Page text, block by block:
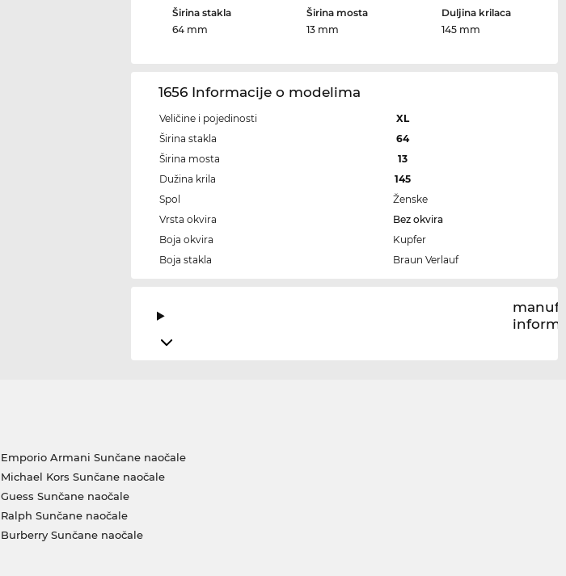
Širina stakla
64 mm
Širina mosta
13 mm
Duljina krilaca
145 mm
1656 Informacije o modelima
Veličine i pojedinosti
XL
Širina stakla
64
Širina mosta
13
Dužina krila
145
Spol
Ženske
Vrsta okvira
Bez okvira
Boja okvira
Kupfer
Boja stakla
Braun Verlauf
Emporio Armani Sunčane naočale
Michael Kors Sunčane naočale
Guess Sunčane naočale
Ralph Sunčane naočale
Burberry Sunčane naočale